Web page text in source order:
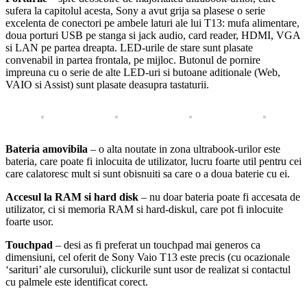
sufera la capitolul acesta, Sony a avut grija sa plasese o serie
excelenta de conectori pe ambele laturi ale lui T13: mufa alimentare,
doua porturi USB pe stanga si jack audio, card reader, HDMI, VGA
si LAN pe partea dreapta. LED-urile de stare sunt plasate
convenabil in partea frontala, pe mijloc. Butonul de pornire
impreuna cu o serie de alte LED-uri si butoane aditionale (Web,
VAIO si Assist) sunt plasate deasupra tastaturii.
Bateria amovibila – o alta noutate in zona ultrabook-urilor este
bateria, care poate fi inlocuita de utilizator, lucru foarte util pentru cei
care calatoresc mult si sunt obisnuiti sa care o a doua baterie cu ei.
Accesul la RAM si hard disk – nu doar bateria poate fi accesata de
utilizator, ci si memoria RAM si hard-diskul, care pot fi inlocuite
foarte usor.
Touchpad – desi as fi preferat un touchpad mai generos ca
dimensiuni, cel oferit de Sony Vaio T13 este precis (cu ocazionale
‘sarituri’ ale cursorului), clickurile sunt usor de realizat si contactul
cu palmele este identificat corect.